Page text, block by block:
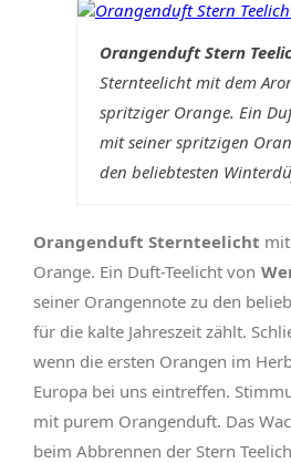
Orangenduft Stern
Sternteelicht mit dem
spritziger Orange. Ein
mit seiner spritzigen
den beliebtesten
Orangenduft Sternteelicht
Orange. Ein Duft-Teelicht von
seiner Orangennote zu den
für die kalte Jahreszeit zählt.
wenn die ersten Orangen im
Europa bei uns eintreffen.
mit purem Orangenduft. Das
beim Abbrennen der Stern